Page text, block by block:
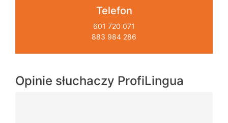
Telefon
601 720 071
883 984 286
Opinie słuchaczy ProfiLingua